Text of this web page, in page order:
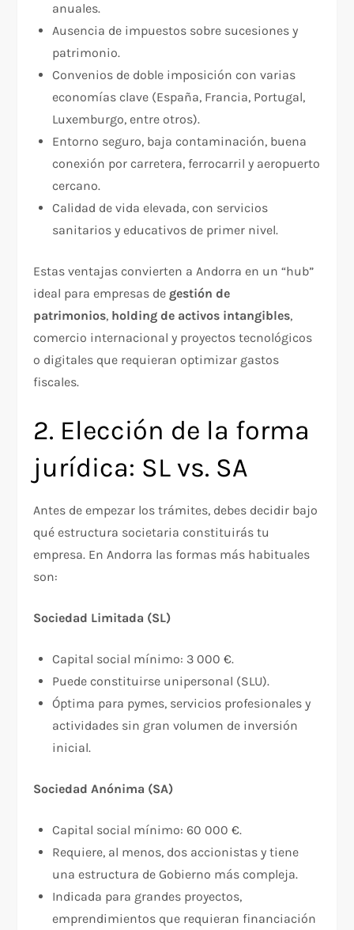
anuales.
Ausencia de impuestos sobre sucesiones y
patrimonio.
Convenios de doble imposición con varias
economías clave (España, Francia, Portugal,
Luxemburgo, entre otros).
Entorno seguro, baja contaminación, buena
conexión por carretera, ferrocarril y aeropuerto
cercano.
Calidad de vida elevada, con servicios
sanitarios y educativos de primer nivel.
Estas ventajas convierten a Andorra en un “hub”
ideal para empresas de gestión de
patrimonios, holding de activos intangibles,
comercio internacional y proyectos tecnológicos
o digitales que requieran optimizar gastos
fiscales.
2. Elección de la forma
jurídica: SL vs. SA
Antes de empezar los trámites, debes decidir bajo
qué estructura societaria constituirás tu
empresa. En Andorra las formas más habituales
son:
Sociedad Limitada (SL)
Capital social mínimo: 3 000 €.
Puede constituirse unipersonal (SLU).
Óptima para pymes, servicios profesionales y
actividades sin gran volumen de inversión
inicial.
Sociedad Anónima (SA)
Capital social mínimo: 60 000 €.
Requiere, al menos, dos accionistas y tiene
una estructura de Gobierno más compleja.
Indicada para grandes proyectos,
emprendimientos que requieran financiación